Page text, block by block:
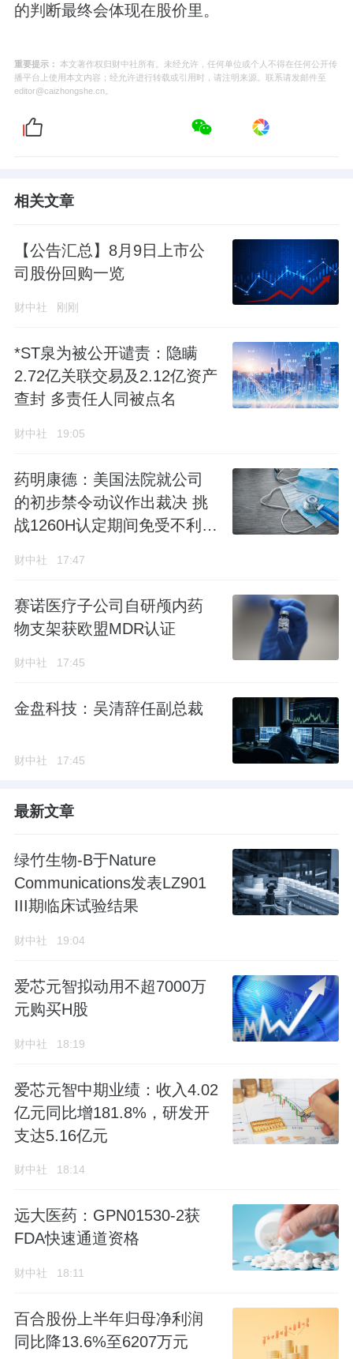
的判断最终会体现在股价里。
重要提示： 本文著作权归财中社所有。未经允许，任何单位或个人不得在任何公开传
播平台上使用本文内容；经允许进行转载或引用时，请注明来源。联系请发邮件至
editor@caizhongshe.cn。
相关文章
【公告汇总】8月9日上市公
司股份回购一览
财中社 刚刚
*ST泉为被公开谴责：隐瞒
2.72亿关联交易及2.12亿资产
查封 多责任人同被点名
财中社 19:05
药明康德：美国法院就公司
的初步禁令动议作出裁决 挑
战1260H认定期间免受不利影
财中社 17:47
赛诺医疗子公司自研颅内药
物支架获欧盟MDR认证
财中社 17:45
金盘科技：吴清辞任副总裁
财中社 17:45
最新文章
绿竹生物-B于Nature
Communications发表LZ901
III期临床试验结果
财中社 19:04
爱芯元智拟动用不超7000万
元购买H股
财中社 18:19
爱芯元智中期业绩：收入4.02
亿元同比增181.8%，研发开
支达5.16亿元
财中社 18:14
远大医药：GPN01530-2获
FDA快速通道资格
财中社 18:11
百合股份上半年归母净利润
同比降13.6%至6207万元